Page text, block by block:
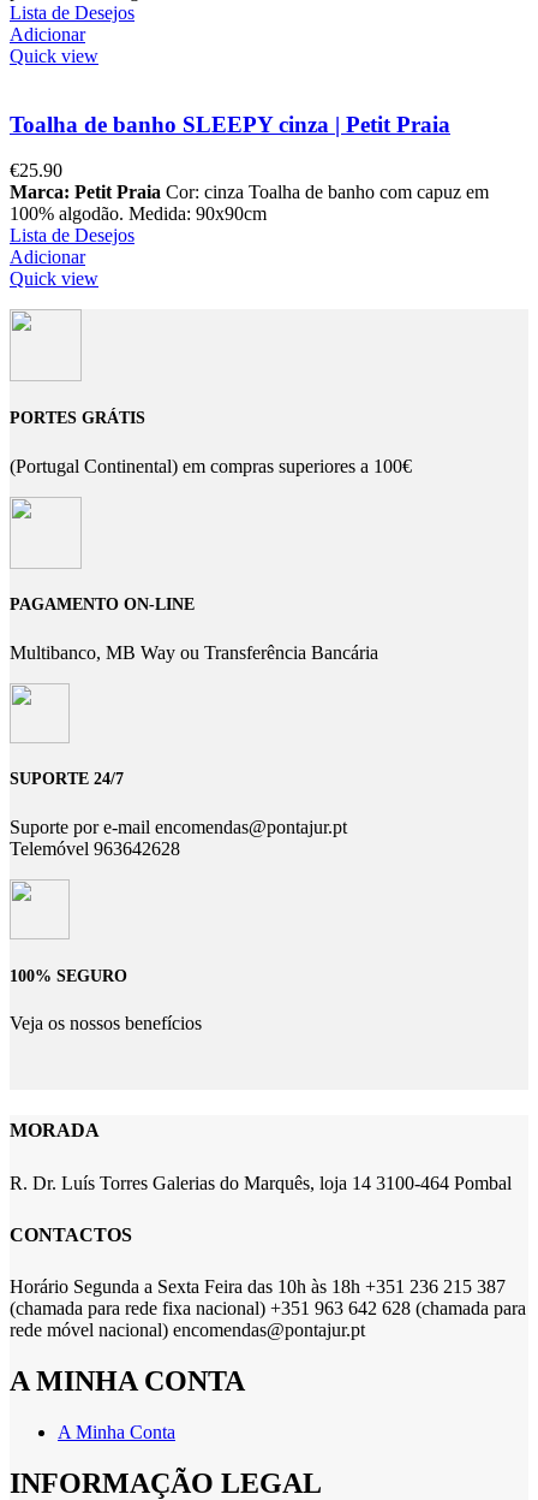
Lista de Desejos
Adicionar
Quick view
Toalha de banho SLEEPY cinza | Petit Praia
€25.90
Marca: Petit Praia Cor: cinza Toalha de banho com capuz em
100% algodão. Medida: 90x90cm
Lista de Desejos
Adicionar
Quick view
PORTES GRÁTIS
(Portugal Continental) em compras superiores a 100€
PAGAMENTO ON-LINE
Multibanco, MB Way ou Transferência Bancária
SUPORTE 24/7
Suporte por e-mail encomendas@pontajur.pt
Telemóvel 963642628
100% SEGURO
Veja os nossos benefícios
MORADA
R. Dr. Luís Torres Galerias do Marquês, loja 14 3100-464 Pombal
CONTACTOS
Horário Segunda a Sexta Feira das 10h às 18h +351 236 215 387
(chamada para rede fixa nacional) +351 963 642 628 (chamada para
rede móvel nacional) encomendas@pontajur.pt
A MINHA CONTA
A Minha Conta
INFORMAÇÃO LEGAL